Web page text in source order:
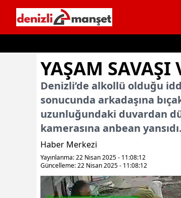
YAŞAM SAVAŞI
Denizli’de alkollü olduğu
sonucunda arkadaşına
uzunluğundaki duvardan
kamerasına anbean yansıdı.
Haber Merkezi
Yayınlanma: 22 Nisan 2025 - 11:08:12
Güncelleme: 22 Nisan 2025 - 11:08:12